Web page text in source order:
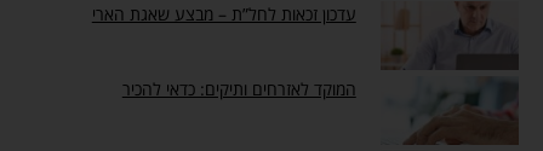
עדכון זכאות לחל”ת – מבצע שאגת הארי
המוקד לאזרחים ותיקים: כדאי להכיר